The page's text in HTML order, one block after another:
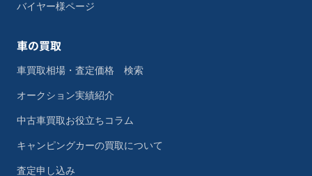
バイヤー様ページ
車の買取
車買取相場・査定価格 検索
オークション実績紹介
中古車買取お役立ちコラム
キャンピングカーの買取について
査定申し込み